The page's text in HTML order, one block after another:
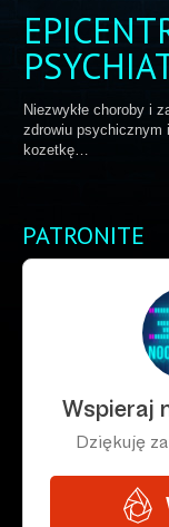
Niezwykłe choroby i
zdrowiu psychicznym
kozetkę…
PATRONITE